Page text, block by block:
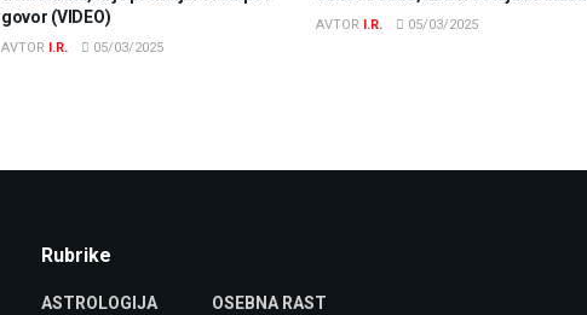
govor (VIDEO)
AVTOR I.R. 05/03/2025
AVTOR I.R. 05/03/2025
Rubrike
ASTROLOGIJA OSEBNA RAST